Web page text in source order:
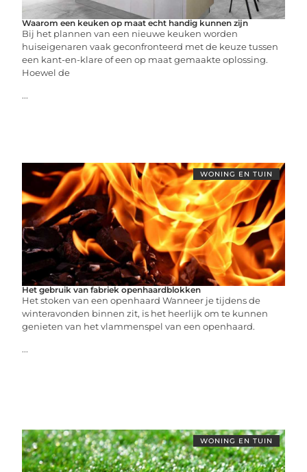
Waarom een keuken op maat echt handig kunnen zijn
Bij het plannen van een nieuwe keuken worden
huiseigenaren vaak geconfronteerd met de keuze tussen
een kant-en-klare of een op maat gemaakte oplossing.
Hoewel de
...
WONING EN TUIN
Het gebruik van fabriek openhaardblokken
Het stoken van een openhaard Wanneer je tijdens de
winteravonden binnen zit, is het heerlijk om te kunnen
genieten van het vlammenspel van een openhaard.
...
WONING EN TUIN